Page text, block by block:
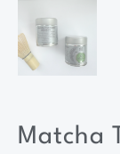
Matcha